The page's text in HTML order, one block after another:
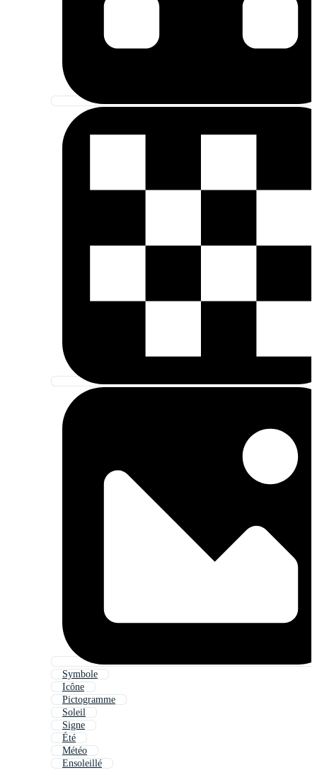
Symbole
Icône
Pictogramme
Soleil
Signe
Été
Météo
Ensoleillé